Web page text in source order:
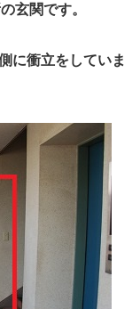
玄関です。
に衝立をしていま